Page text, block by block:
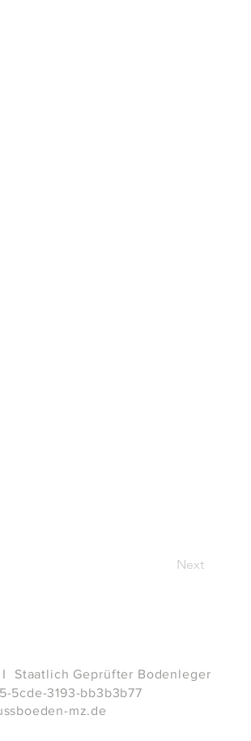
Next
Staatlich Geprüfter Bodenleger
3193-bb3b3b77
mz.de